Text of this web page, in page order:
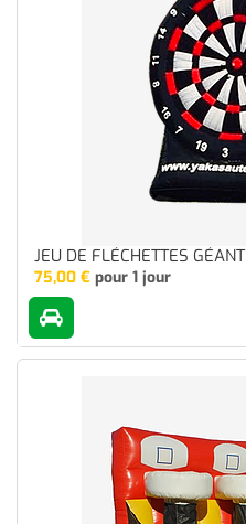
JEU DE FLÉCHETTES GÉANT
75,00 € pour 1 jour